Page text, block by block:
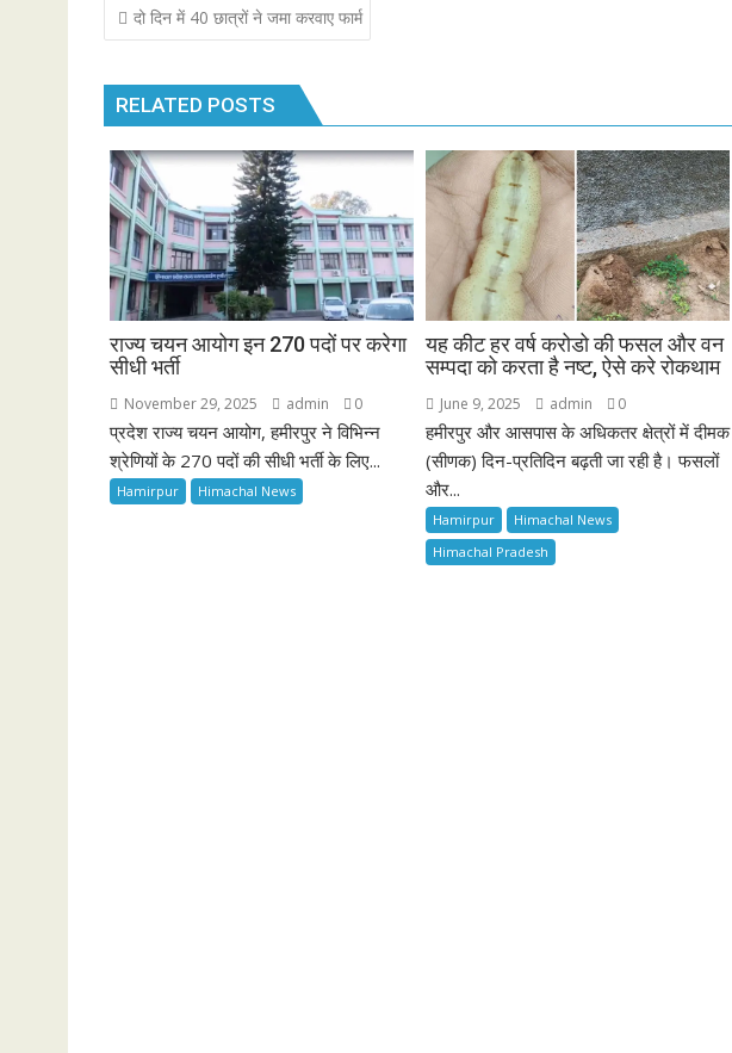
Post
navigation
दो दिन में 40 छात्रों ने जमा करवाए फार्म
RELATED POSTS
राज्य चयन आयोग इन 270 पदों पर करेगा
सीधी भर्ती
November 29, 2025 admin 0
प्रदेश राज्य चयन आयोग, हमीरपुर ने विभिन्न
श्रेणियों के 270 पदों की सीधी भर्ती के लिए...
Hamirpur Himachal News
यह कीट हर वर्ष करोडो की फसल और वन
सम्पदा को करता है नष्ट, ऐसे करे रोकथाम
June 9, 2025 admin 0
हमीरपुर और आसपास के अधिकतर क्षेत्रों में दीमक
(सीणक) दिन-प्रतिदिन बढ़ती जा रही है। फसलों
और...
Hamirpur
Himachal News
Himachal Pradesh